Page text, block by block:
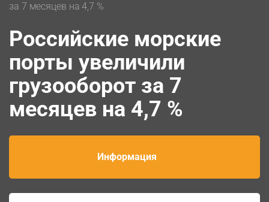
за 7 месяцев на 4,7 %
Российские морские
порты увеличили
грузооборот за 7
месяцев на 4,7 %
Информация